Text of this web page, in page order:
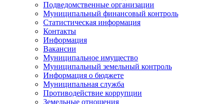
Подведомственные организации
Муниципальный финансовый контроль
Статистическая информация
Контакты
Информация
Вакансии
Муниципальное имущество
Муниципальный земельный контроль
Информация о бюджете
Муниципальная служба
Противодействие коррупции
Земельные отношения